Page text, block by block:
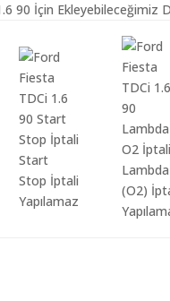
90 İçin Ekleyebileceğimiz
Start
Stop İptali
Yapılamaz
Lambda
(O2)